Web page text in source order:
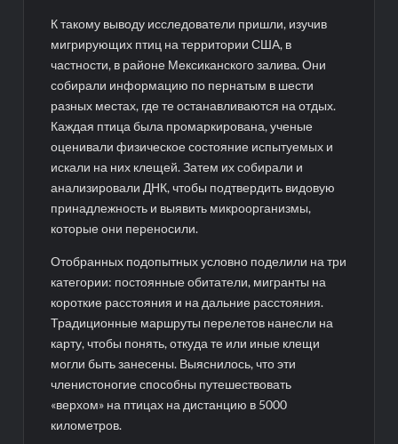
К такому выводу исследователи пришли, изучив
мигрирующих птиц на территории США, в
частности, в районе Мексиканского залива. Они
собирали информацию по пернатым в шести
разных местах, где те останавливаются на отдых.
Каждая птица была промаркирована, ученые
оценивали физическое состояние испытуемых и
искали на них клещей. Затем их собирали и
анализировали ДНК, чтобы подтвердить видовую
принадлежность и выявить микроорганизмы,
которые они переносили.
Отобранных подопытных условно поделили на три
категории: постоянные обитатели, мигранты на
короткие расстояния и на дальние расстояния.
Традиционные маршруты перелетов нанесли на
карту, чтобы понять, откуда те или иные клещи
могли быть занесены. Выяснилось, что эти
членистоногие способны путешествовать
«верхом» на птицах на дистанцию в 5000
километров.